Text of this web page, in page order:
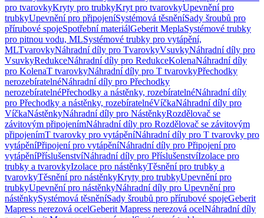
pro tvarovkyKryty pro trubkyKryt pro tvarovkyUpevnění pro
trubkyUpevnění pro připojeníSystémová těsněníSady šroubů pro
přírubové spojeSpotřební materiálGeberit MeplaSystémové trubky
pro pitnou vodu, MLSystémové trubky pro vytápění,
MLTvarovkyNáhradní díly pro TvarovkyVsuvkyNáhradní díly pro
VsuvkyRedukceNáhradní díly pro RedukceKolenaNáhradní díly
pro KolenaT tvarovkyNáhradní díly pro T tvarovkyPřechodky
nerozebíratelnéNáhradní díly pro Přechodky
nerozebíratelnéPřechodky a nástěnky, rozebíratelnéNáhradní díly
pro Přechodky a nástěnky, rozebíratelnéVíčkaNáhradní díly pro
VíčkaNástěnkyNáhradní díly pro NástěnkyRozdělovač se
závitovým připojenímNáhradní díly pro Rozdělovač se závitovým
připojenímT tvarovky pro vytápěníNáhradní díly pro T tvarovky pro
vytápěníPřipojení pro vytápěníNáhradní díly pro Připojení pro
vytápěníPříslušenstvíNáhradní díly pro PříslušenstvíIzolace pro
trubky a tvarovkyIzolace pro nástěnkyTěsnění pro trubky a
tvarovkyTěsnění pro nástěnkyKryty pro trubkyUpevnění pro
trubkyUpevnění pro nástěnkyNáhradní díly pro Upevnění pro
nástěnkySystémová těsněníSady šroubů pro přírubové spojeGeberit
Mapress nerezová ocelGeberit Mapress nerezová ocelNáhradní díly